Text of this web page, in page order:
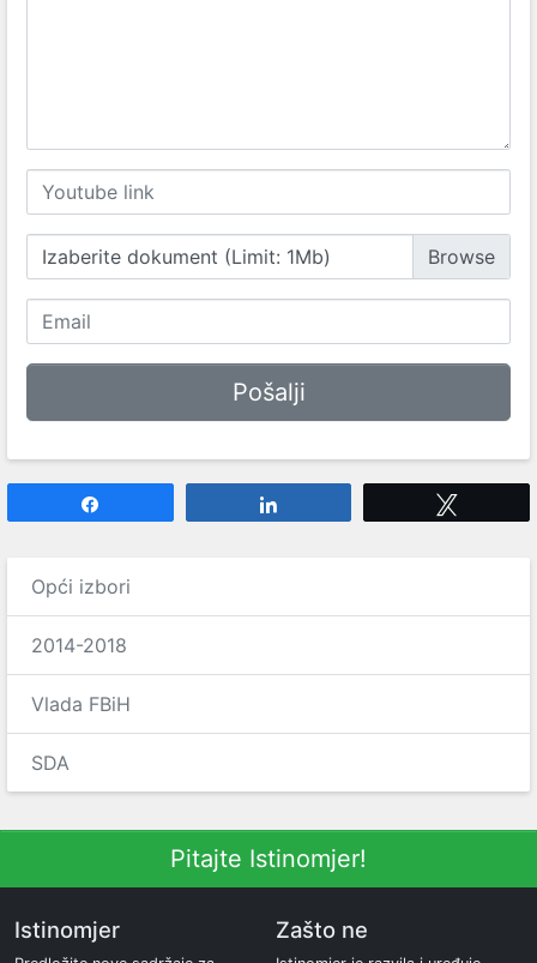
Izaberite dokument (Limit: 1Mb)
Opći izbori
2014-2018
Vlada FBiH
SDA
Pitajte Istinomjer!
Istinomjer Zašto ne